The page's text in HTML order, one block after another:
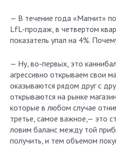
— В течение года «Магнит»
LfL-продаж, в четвертом
показатель упал на 4%.
— Ну, во-первых, это
агрессивно открываем свои
оказываются рядом друг с
открываются на рынке
которые в любом случае
третье, самое важное,— это
ловим баланс между той
получить, и тем объемом